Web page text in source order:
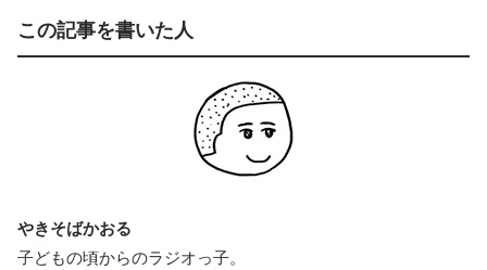
この記事を書いた人
やきそばかおる
子どもの頃からのラジオっ子。